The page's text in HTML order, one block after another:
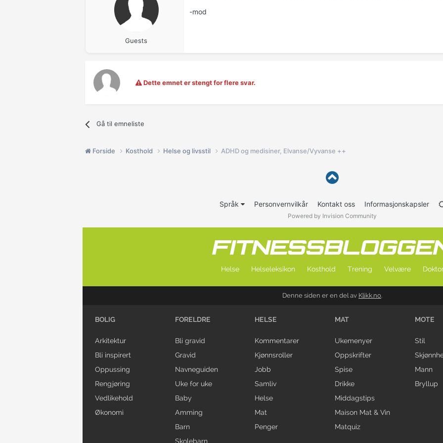
Guests
-mod
Dette emnet er stengt for flere svar.
Gå til emneliste
Forside Kosthold Helse og livsstil ADHD og medisiner, Elvanse/Vyvanse ++
Språk Personvernvilkår Kontakt oss Informasjonskapsler
Powered by Invision Community
Helse Helseleksikon Kosthold Trening Velvære
Denne siden er en del av Klikk.no.
BOLIG
Arkitektur
Bli inspirert
Oppussing
Rengjøring
Vedlikehold
Økonomi
FORELDRE
Bli gravid
Gravid
Navneguiden
Uke for uke
Baby
Amming
Barn
Skolebarn
HELSE
Kommentarer
Kjønnsroller
Jobb
Samliv
Helse
Mat
Penger
MAT
Ukemenyer
Oppskrifter
Spise
Drikke
Middagstips
Maison Mat & Vin
Matquiz
MOTE
Stil
Mann
Bryllup